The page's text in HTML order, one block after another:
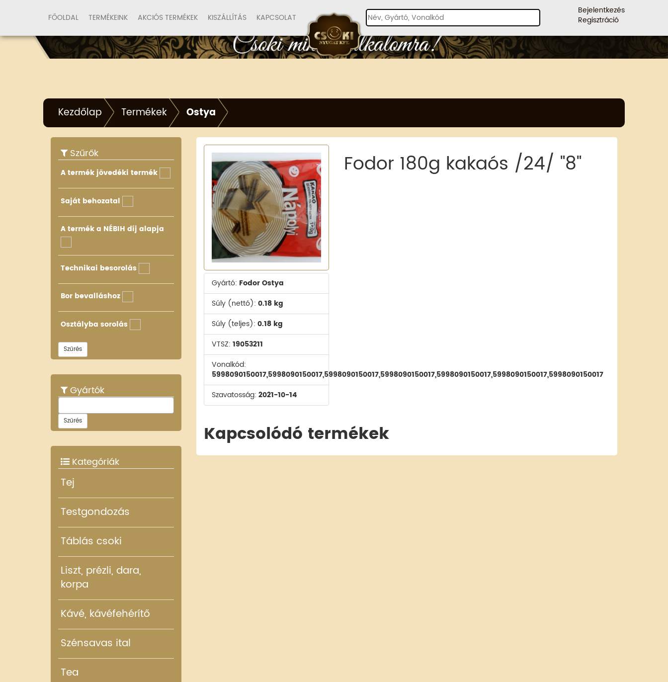
FŐOLDAL TERMÉKEINK AKCIÓS TERMÉKEK KISZÁLLÍTÁS KAPCSOLAT
Bejelentkezés
Regisztráció
Kezdőlap Termékek Ostya
Szűrők
A termék jövedéki termék
Saját behozatal
A termék a NÉBIH díj alapja
Technikai besorolás
Bor bevalláshoz
Osztályba sorolás
Szűrés
Gyártók
Szűrés
Kategóriák
Tej
Testgondozás
Táblás csoki
Liszt, prézli, dara,
korpa
Kávé, kávéfehérítő
Szénsavas ital
Tea
Gyártó: Fodor Ostya
Súly (nettó): 0.18 kg
Súly (teljes): 0.18 kg
VTSZ: 19053211
Vonalkód:
5998090150017,5998090150017,5998090150017,5998090150017,5998090150017,5998090150017,5998090150017
Szavatosság: 2021-10-14
Fodor 180g kakaós /24/ "8"
Kapcsolódó termékek